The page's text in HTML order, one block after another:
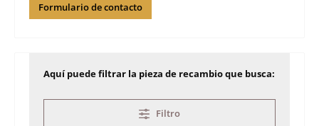
Formulario de contacto
Aquí puede filtrar la pieza de recambio que busca:
Filtro